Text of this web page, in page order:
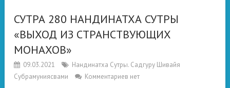
СУТРА 280 НАНДИНАТХА СУТРЫ
«ВЫХОД ИЗ СТРАНСТВУЮЩИХ
МОНАХОВ»
09.03.2021
Нандинатха Сутры. Садгуру Шивайя
Субрамуниясвами
Комментариев нет